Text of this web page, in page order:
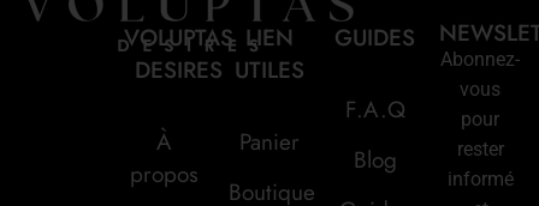
VOLUPTAS
DESIRES
À
propos
LIEN
UTILES
Panier
Boutique
GUIDES
F.A.Q
Blog
Abonnez-
vous
pour
rester
informé